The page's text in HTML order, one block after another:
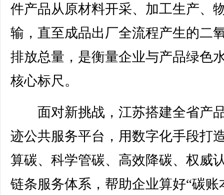
件产品从原材料开采、加工生产、
输，直至成品出厂全流程产生的二
排放总量，是衡量企业与产品绿色
核心标尺。
面对新挑战，江苏搭建全省产
迹公共服务平台，用数字化手段打
算碳、科学管碳、高效降碳、权威
链条服务体系，帮助企业算好“碳账